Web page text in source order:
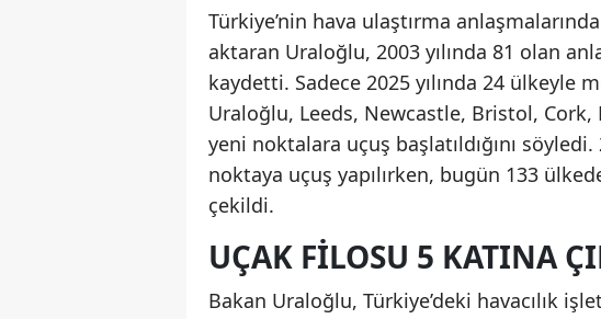
Türkiye’nin hava ulaştırma
aktaran Uraloğlu, 2003 yılında 81 olan
kaydetti. Sadece 2025 yılında 24
Uraloğlu, Leeds, Newcastle, Bristol,
yeni noktalara uçuş başlatıldığını
noktaya uçuş yapılırken, bugün 133
çekildi.
UÇAK FILOSU 5 KATINA
Bakan Uraloğlu, Türkiye’deki havacılık